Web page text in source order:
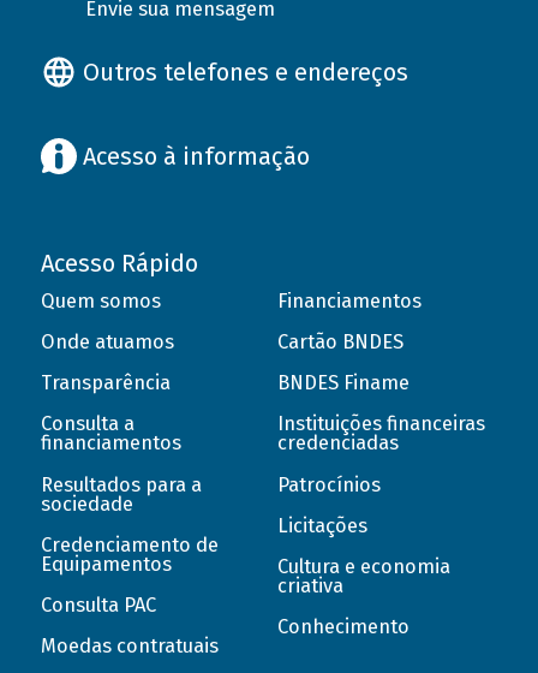
Envie sua mensagem
Outros telefones e endereços
Acesso à informação
Acesso Rápido
Quem somos
Onde atuamos
Transparência
Consulta a
financiamentos
Resultados para a
sociedade
Credenciamento de
Equipamentos
Consulta PAC
Moedas contratuais
Financiamentos
Cartão BNDES
BNDES Finame
Instituições financeiras
credenciadas
Patrocínios
Licitações
Cultura e economia
criativa
Conhecimento